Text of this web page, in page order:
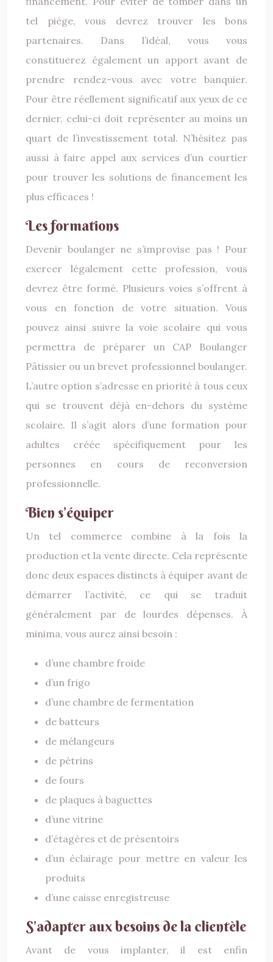
tel piège, vous devrez trouver les bons
partenaires. Dans l’idéal, vous vous
constituerez également un apport avant de
prendre rendez-vous avec votre banquier.
Pour être réellement significatif aux yeux de ce
dernier, celui-ci doit représenter au moins un
quart de l’investissement total. N’hésitez pas
aussi à faire appel aux services d’un courtier
pour trouver les solutions de financement les
plus efficaces !
Les formations
Devenir boulanger ne s’improvise pas ! Pour
exercer légalement cette profession, vous
devrez être formé. Plusieurs voies s’offrent à
vous en fonction de votre situation. Vous
pouvez ainsi suivre la voie scolaire qui vous
permettra de préparer un CAP Boulanger
Pâtissier ou un brevet professionnel boulanger.
L’autre option s’adresse en priorité à tous ceux
qui se trouvent déjà en-dehors du système
scolaire. Il s’agit alors d’une formation pour
adultes créée spécifiquement pour les
personnes en cours de reconversion
professionnelle.
Bien s’équiper
Un tel commerce combine à la fois la
production et la vente directe. Cela représente
donc deux espaces distincts à équiper avant de
démarrer l’activité, ce qui se traduit
généralement par de lourdes dépenses. À
minima, vous aurez ainsi besoin :
d’une chambre froide
d’un frigo
d’une chambre de fermentation
de batteurs
de mélangeurs
de pétrins
de fours
de plaques à baguettes
d’une vitrine
d’étagères et de présentoirs
d’un éclairage pour mettre en valeur les
produits
d’une caisse enregistreuse
S’adapter aux besoins de la clientèle
Avant de vous implanter, il est enfin